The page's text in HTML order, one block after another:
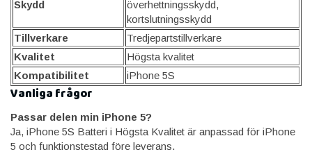
Skydd
överhettningsskydd,
kortslutningsskydd
Tillverkare
Tredjepartstillverkare
Kvalitet
Högsta kvalitet
Kompatibilitet
iPhone 5S
Vanliga frågor
Passar delen min iPhone 5?
Ja, iPhone 5S Batteri i Högsta Kvalitet är anpassad för iPhone
5 och funktionstestad före leverans.